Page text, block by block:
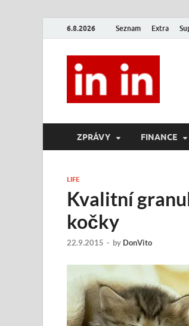
6.8.2026 Seznam Extra
ZPRÁVY FINANCE
LIFE
Kvalitní
kočky
22.9.2015 - by DonVito